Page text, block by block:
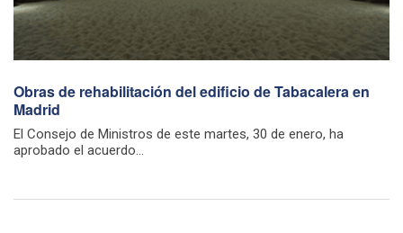
Obras de rehabilitación del edificio de Tabacalera en
Madrid
El Consejo de Ministros de este martes, 30 de enero, ha
aprobado el acuerdo...